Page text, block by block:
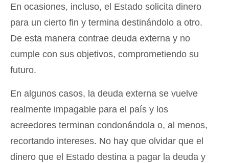
En ocasiones, incluso, el Estado solicita dinero
para un cierto fin y termina destinándolo a otro.
De esta manera contrae deuda externa y no
cumple con sus objetivos, comprometiendo su
futuro.
En algunos casos, la deuda externa se vuelve
realmente impagable para el país y los
acreedores terminan condonándola o, al menos,
recortando intereses. No hay que olvidar que el
dinero que el Estado destina a pagar la deuda y